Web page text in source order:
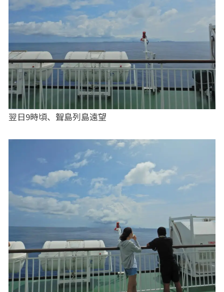
翌日9時頃、聟島列島遠望